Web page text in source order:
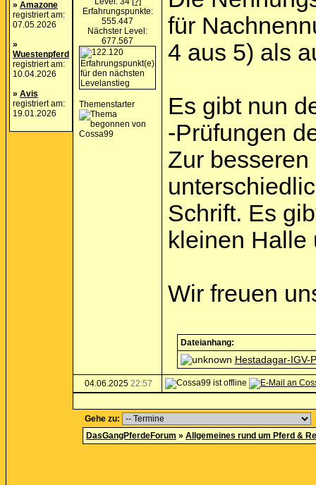
» Amazone
registriert am:
07.05.2026
»
Wuestenpferd
registriert am:
10.04.2026
» Avis
registriert am:
19.01.2026
Erfahrungspunkte:
555.447
Nächster Level:
677.567
Themenstarter
für
4 aus 5) als
Es gibt nun
-Prüfungen
Zur
Schrift. Es
kleinen
Wir freuen
Dateianhang:
Hestadagar-IGV-
04.06.2025 22:57
Gehe zu:
DasGangPferdeForum » Allgemeines rund um Pferd &